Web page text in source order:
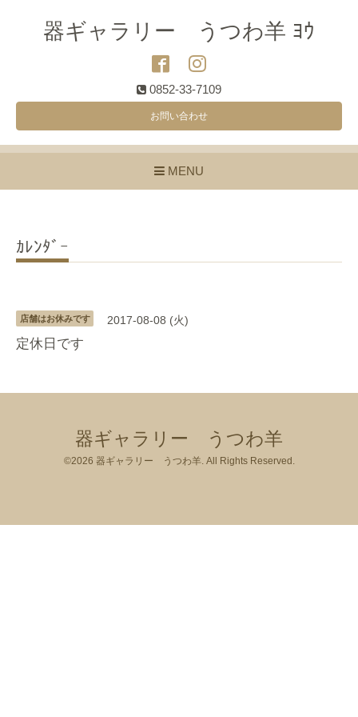
器ギャラリー うつわ羊 ﾖｳ
0852-33-7109
お問い合わせ
MENU
ｶﾚﾝﾀﾞｰ
店舗はお休みです 2017-08-08 (火)
定休日です
器ギャラリー うつわ羊
©2026 器ギャラリー うつわ羊. All Rights Reserved.